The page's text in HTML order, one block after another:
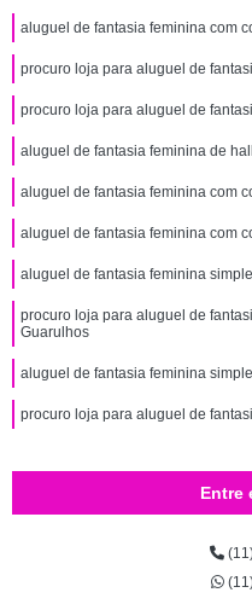
aluguel de fantasia feminina com
procuro loja para aluguel de
procuro loja para aluguel de
aluguel de fantasia feminina de
aluguel de fantasia feminina com
aluguel de fantasia feminina com
aluguel de fantasia feminina
procuro loja para aluguel de
Guarulhos
aluguel de fantasia feminina
procuro loja para aluguel de
Entre